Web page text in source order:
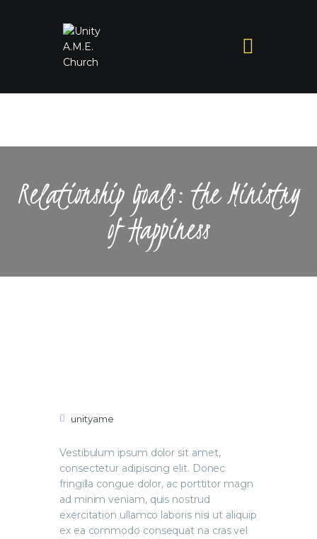
Relationship Goals: the Ministry
of Happiness
unityame
Vestibulum ipsum dolor sit amet,
consectetur adipiscing elit. Donec
fringilla congue dolor, ac porttitor magn
ad minim veniam, quis nostrud
exercitation ullamco laboris nisi ut aliquip
ex ea commodo consequat na cras vel